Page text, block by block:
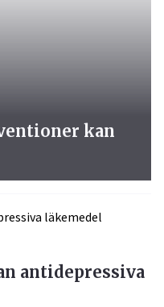
kan
antidepressiva